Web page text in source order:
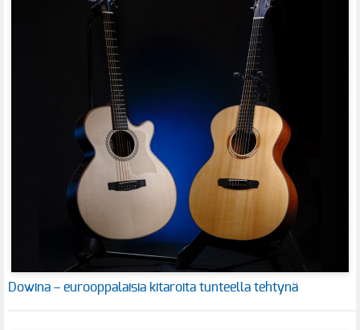
Dowina – eurooppalaisia kitaroita tunteella tehtynä